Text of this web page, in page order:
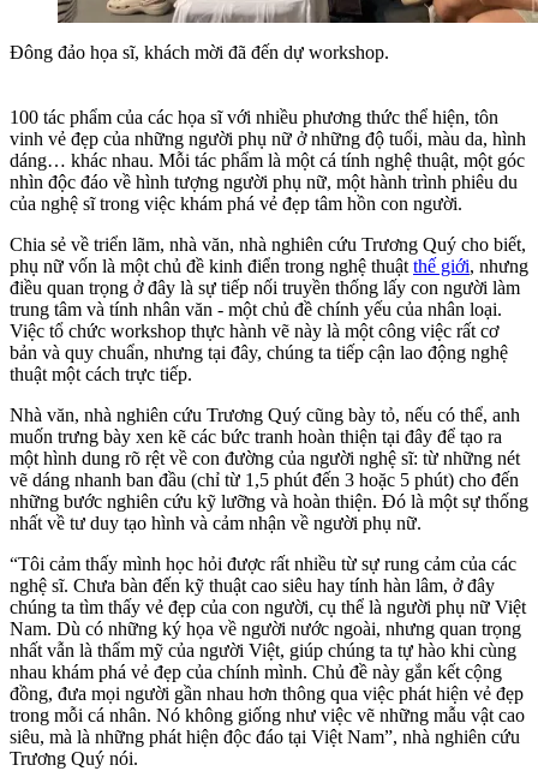
Đông đảo họa sĩ, khách mời đã đến dự workshop.
100 tác phẩm của các họa sĩ với nhiều phương thức thể hiện, tôn
vinh vẻ đẹp của những người phụ nữ ở những độ tuổi, màu da, hình
dáng… khác nhau. Mỗi tác phẩm là một cá tính nghệ thuật, một góc
nhìn độc đáo về hình tượng người phụ nữ, một hành trình phiêu du
của nghệ sĩ trong việc khám phá vẻ đẹp tâm hồn con người.
Chia sẻ về triển lãm, nhà văn, nhà nghiên cứu Trương Quý cho biết,
phụ nữ vốn là một chủ đề kinh điển trong nghệ thuậtthế giới, nhưng
điều quan trọng ở đây là sự tiếp nối truyền thống lấy con người làm
trung tâm và tính nhân văn - một chủ đề chính yếu của nhân loại.
Việc tổ chức workshop thực hành vẽ này là một công việc rất cơ
bản và quy chuẩn, nhưng tại đây, chúng ta tiếp cận lao động nghệ
thuật một cách trực tiếp.
Nhà văn, nhà nghiên cứu Trương Quý cũng bày tỏ, nếu có thể, anh
muốn trưng bày xen kẽ các bức tranh hoàn thiện tại đây để tạo ra
một hình dung rõ rệt về con đường của người nghệ sĩ: từ những nét
vẽ dáng nhanh ban đầu (chỉ từ 1,5 phút đến 3 hoặc 5 phút) cho đến
những bước nghiên cứu kỹ lưỡng và hoàn thiện. Đó là một sự thống
nhất về tư duy tạo hình và cảm nhận về người phụ nữ.
“Tôi cảm thấy mình học hỏi được rất nhiều từ sự rung cảm của các
nghệ sĩ. Chưa bàn đến kỹ thuật cao siêu hay tính hàn lâm, ở đây
chúng ta tìm thấy vẻ đẹp của con người, cụ thể là người phụ nữ Việt
Nam. Dù có những ký họa về người nước ngoài, nhưng quan trọng
nhất vẫn là thẩm mỹ của người Việt, giúp chúng ta tự hào khi cùng
nhau khám phá vẻ đẹp của chính mình. Chủ đề này gắn kết cộng
đồng, đưa mọi người gần nhau hơn thông qua việc phát hiện vẻ đẹp
trong mỗi cá nhân. Nó không giống như việc vẽ những mẫu vật cao
siêu, mà là những phát hiện độc đáo tại Việt Nam”, nhà nghiên cứu
Trương Quý nói.